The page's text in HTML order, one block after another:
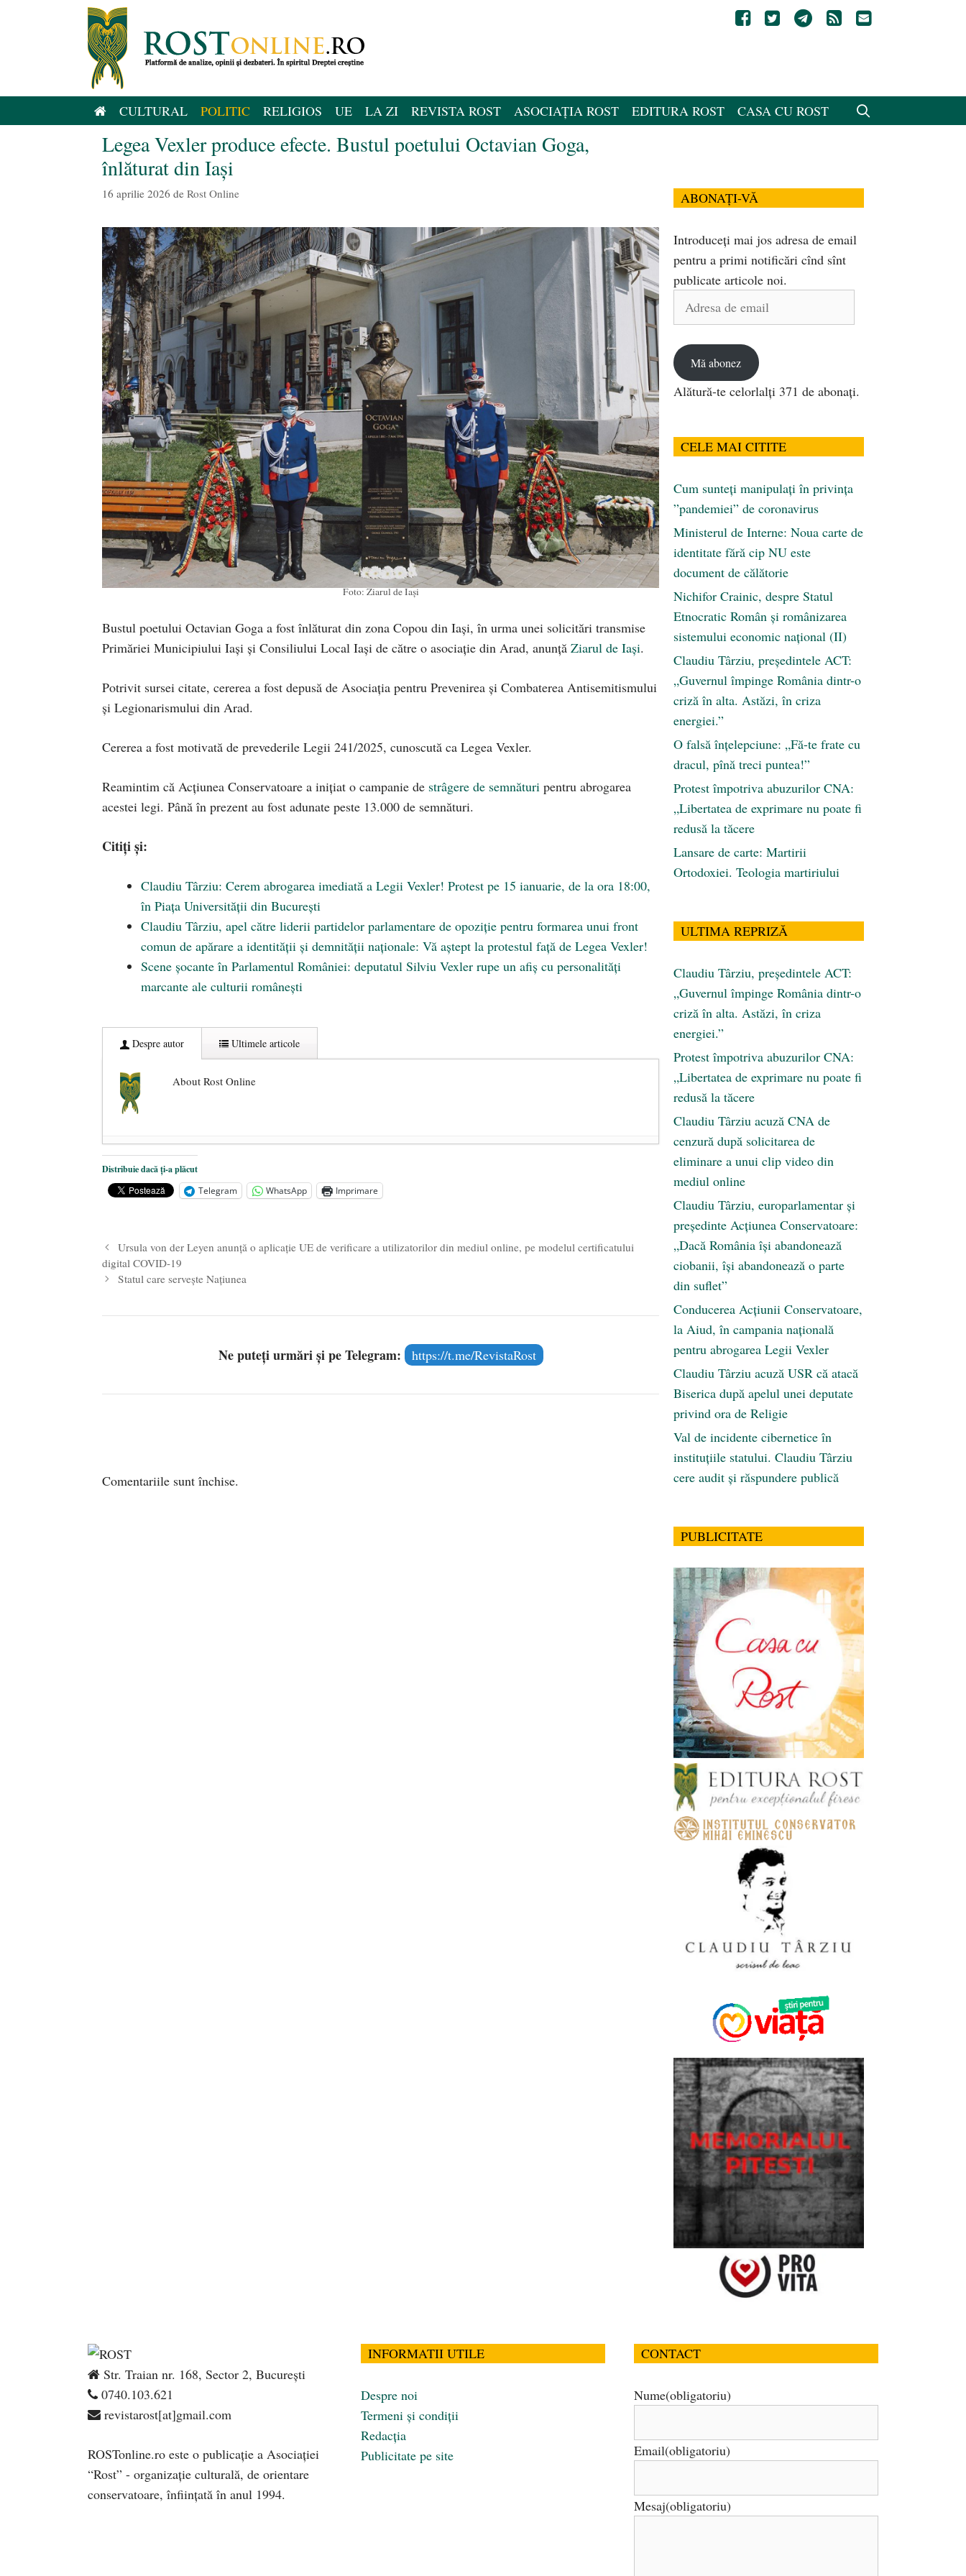
CULTURAL POLITIC RELIGIOS UE LA ZI REVISTA ROST ASOCIAȚIA ROST EDITURA ROST CASA CU ROST
Legea Vexler produce efecte. Bustul poetului Octavian Goga,
înlăturat din Iași
16 aprilie 2026 de Rost Online
Foto: Ziarul de Iași
Bustul poetului Octavian Goga a fost înlăturat din zona Copou din Iași, în urma unei solicitări transmise
Primăriei Municipiului Iași și Consiliului Local Iași de către o asociație din Arad, anunță Ziarul de Iași.
Potrivit sursei citate, cererea a fost depusă de Asociația pentru Prevenirea și Combaterea Antisemitismului
și Legionarismului din Arad.
Cererea a fost motivată de prevederile Legii 241/2025, cunoscută ca Legea Vexler.
Reamintim că Acțiunea Conservatoare a inițiat o campanie de strâgere de semnături pentru abrogarea
acestei legi. Până în prezent au fost adunate peste 13.000 de semnături.
Citiți și:
Claudiu Târziu: Cerem abrogarea imediată a Legii Vexler! Protest pe 15 ianuarie, de la ora 18:00,
în Piața Universității din București
Claudiu Târziu, apel către liderii partidelor parlamentare de opoziție pentru formarea unui front
comun de apărare a identității și demnității naționale: Vă aștept la protestul față de Legea Vexler!
Scene șocante în Parlamentul României: deputatul Silviu Vexler rupe un afiș cu personalități
marcante ale culturii românești
Despre autor Ultimele articole
About Rost Online
Dezvăluiri cutremurătoare despre președintele Ucrainei, Volodymyr Zelensky
Statul care servește Națiunea - 21 aprilie 2026
Legea Vexler produce efecte. Bustul poetului Octavian Goga, înlăturat din Iași
Distribuie dacă ți-a plăcut
Telegram
WhatsApp Imprimare
Ursula von der Leyen anunță o aplicație UE de verificare a utilizatorilor din mediul online, pe modelul certificatului
digital COVID-19
Statul care servește Națiunea
Ne puteți urmări și pe Telegram: https://t.me/RevistaRost
Comentariile sunt închise.
ABONAȚI-VĂ
Introduceți mai jos adresa de email
pentru a primi notificări cînd sînt
publicate articole noi.
Adresa
Mă abonez
Alătură-te celorlalți 371 de abonați.
CELE MAI CITITE
Cum sunteți manipulați în privința
”pandemiei” de coronavirus
Ministerul de Interne: Noua carte de
identitate fără cip NU este
document de călătorie
Nichifor Crainic, despre Statul
Etnocratic Român şi românizarea
sistemului economic naţional (II)
Claudiu Târziu, președintele ACT:
„Guvernul împinge România dintr-o
criză în alta. Astăzi, în criza
energiei.”
O falsă înțelepciune: „Fă-te frate cu
dracul, pînă treci puntea!”
Protest împotriva abuzurilor CNA:
„Libertatea de exprimare nu poate fi
redusă la tăcere
Lansare de carte: Martirii
Ortodoxiei. Teologia martiriului
ULTIMA REPRIZĂ
Claudiu Târziu, președintele ACT:
„Guvernul împinge România dintr-o
criză în alta. Astăzi, în criza
energiei.”
Protest împotriva abuzurilor CNA:
„Libertatea de exprimare nu poate fi
redusă la tăcere
Claudiu Târziu acuză CNA de
cenzură după solicitarea de
eliminare a unui clip video din
mediul online
Claudiu Târziu, europarlamentar și
președinte Acțiunea Conservatoare:
„Dacă România își abandonează
ciobanii, își abandonează o parte
din suflet”
Conducerea Acțiunii Conservatoare,
la Aiud, în campania națională
pentru abrogarea Legii Vexler
Claudiu Târziu acuză USR că atacă
Biserica după apelul unei deputate
privind ora de Religie
Val de incidente cibernetice în
instituțiile statului. Claudiu Târziu
cere audit și răspundere publică
PUBLICITATE
Str. Traian nr. 168, Sector 2, București
0740.103.621
revistarost[at]gmail.com
ROSTonline.ro este o publicaţie a Asociaţiei
“Rost” - organizaţie culturală, de orientare
conservatoare, înfiinţată în anul 1994.
INFORMATII UTILE
Despre noi
Termeni și condiții
Redacția
Publicitate pe site
CONTACT
Nume(obligatoriu)
Email(obligatoriu)
Mesaj(obligatoriu)